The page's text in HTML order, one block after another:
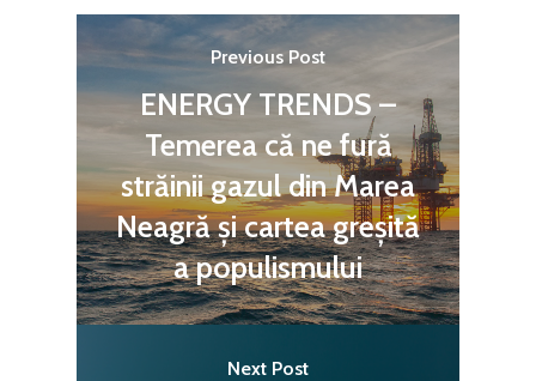
Previous Post
ENERGY TRENDS –
Temerea că ne fură
străinii gazul din Marea
Neagră și cartea greșită
a populismului
Next Post